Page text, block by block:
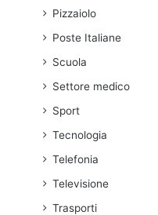
Pizzaiolo
Poste Italiane
Scuola
Settore medico
Sport
Tecnologia
Telefonia
Televisione
Trasporti